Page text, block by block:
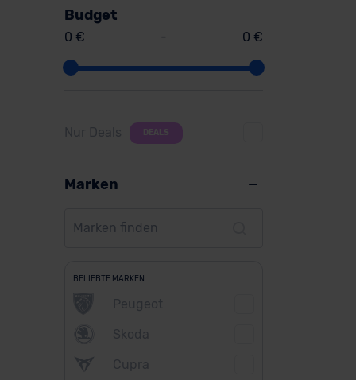
Budget
0 € - 0 €
Nur Deals DEALS
Marken
BELIEBTE MARKEN
Peugeot
Skoda
Cupra